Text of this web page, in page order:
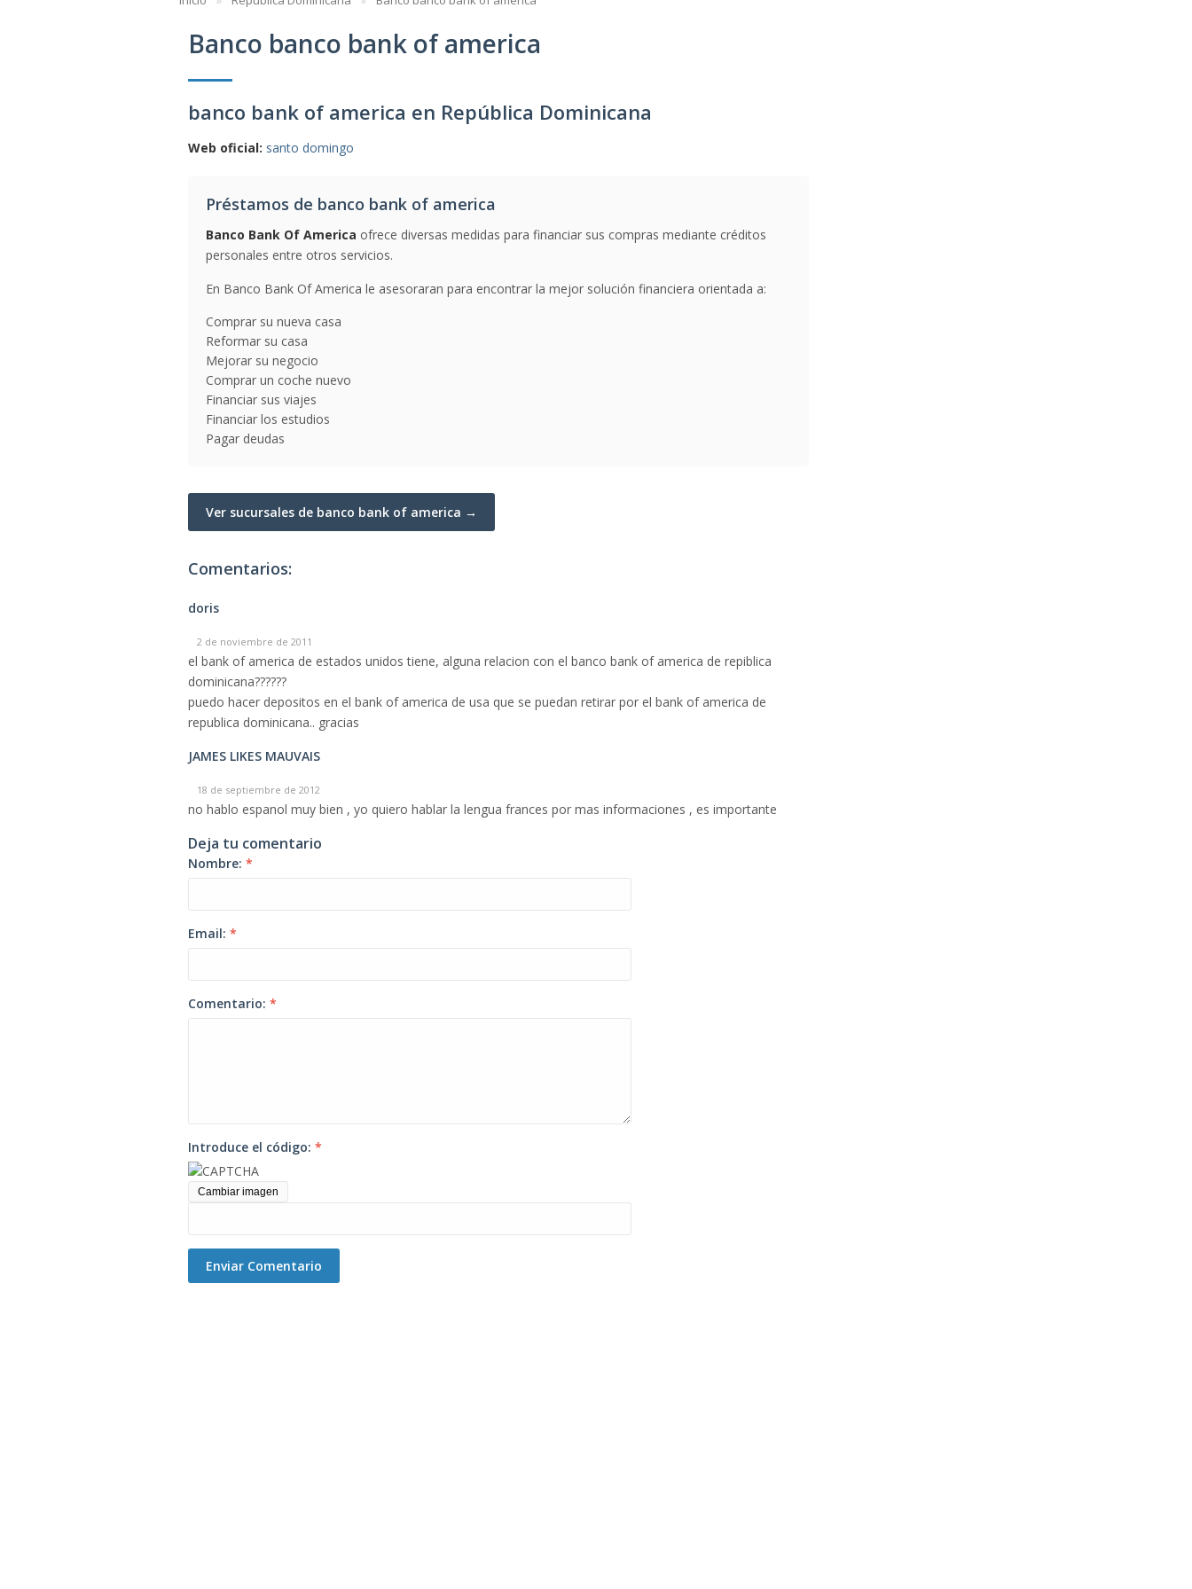
Banco banco bank of america
banco bank of america en República Dominicana
Web oficial: santo domingo
Préstamos de banco bank of america
Banco Bank Of America ofrece diversas medidas para financiar sus compras mediante créditos
personales entre otros servicios.
En Banco Bank Of America le asesoraran para encontrar la mejor solución financiera orientada a:
Comprar su nueva casa
Reformar su casa
Mejorar su negocio
Comprar un coche nuevo
Financiar sus viajes
Financiar los estudios
Pagar deudas
Ver sucursales de banco bank of america →
Comentarios:
doris
2 de noviembre de 2011
el bank of america de estados unidos tiene, alguna relacion con el banco bank of america de repiblica
dominicana??????
puedo hacer depositos en el bank of america de usa que se puedan retirar por el bank of america de
republica dominicana.. gracias
JAMES LIKES MAUVAIS
18 de septiembre de 2012
no hablo espanol muy bien , yo quiero hablar la lengua frances por mas informaciones , es importante
Deja tu comentario
Nombre: *
Email: *
Comentario: *
Introduce el código: *
Cambiar imagen
Enviar Comentario